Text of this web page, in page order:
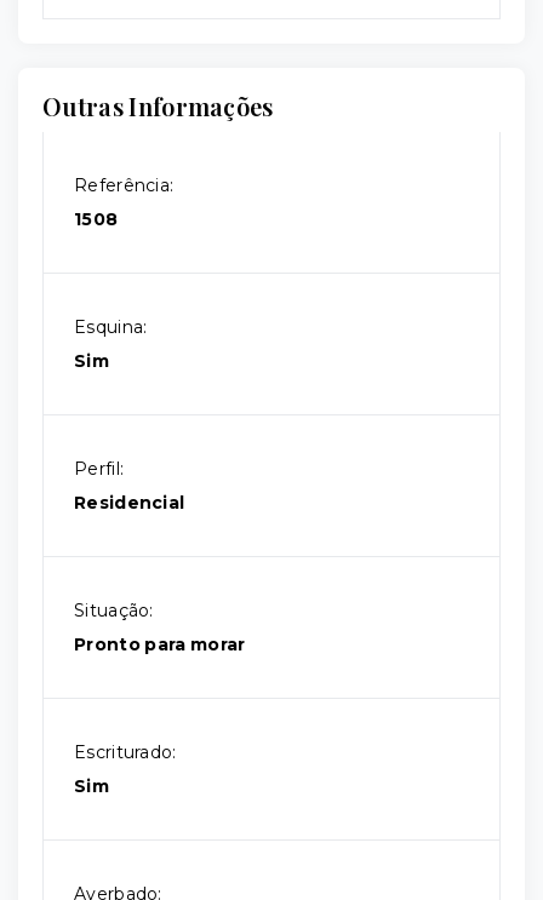
Outras Informações
Referência:
1508
Esquina:
Sim
Perfil:
Residencial
Situação:
Pronto para morar
Escriturado:
Sim
Averbado: